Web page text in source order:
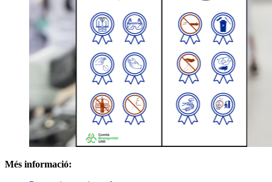
Més informació: